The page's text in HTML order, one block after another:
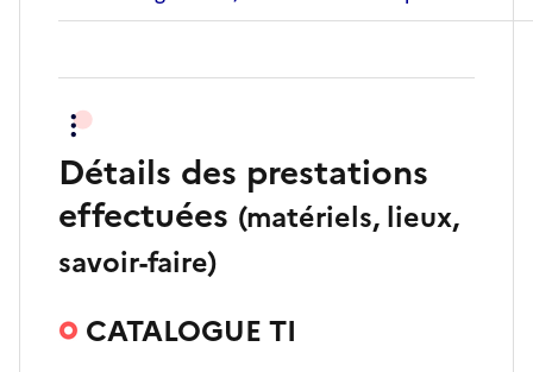
Détails des prestations
effectuées (matériels, lieux,
savoir-faire)
CATALOGUE TI